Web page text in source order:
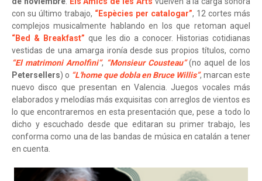
con su último trabajo, “Espècies per catalogar”, 12 cortes más
complejos musicalmente hablando en los que retoman aquel
“Bed & Breakfast” que les dio a conocer. Historias cotidianas
vestidas de una amarga ironía desde sus propios títulos, como
“El matrimoni Arnolfini”, “Monsieur Cousteau”(no aquel de los
Petersellers) o “L'home que dobla en Bruce Willis”, marcan este
nuevo disco que presentan en Valencia. Juegos vocales más
elaborados y melodías más exquisitas con arreglos de vientos es
lo que encontraremos en esta presentación que, pese a todo lo
dicho y escuchado desde que editaran su primer trabajo, les
conforma como una de las bandas de música en catalán a tener
en cuenta.